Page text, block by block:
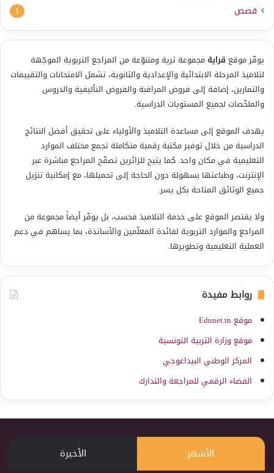
قصص 1
يوفّر موقع قرايةمجموعة ثرية ومتنوّعة من المراجع التربوية الموجّهة
لتلاميذ المرحلة الابتدائية والإعدادية والثانوية، تشمل الامتحانات والتقييمات
والتمارين، إضافة إلى فروض المراقبة والفروض التأليفية والدروس
والملخّصات لجميع المستويات الدراسية.
يهدف الموقع إلى مساعدة التلاميذ والأولياء على تحقيق أفضل النتائج
الدراسية من خلال توفير مكتبة رقمية متكاملة تجمع مختلف الموارد
التعليمية في مكان واحد. كما يتيح للزائرين تصفّح المراجع مباشرة عبر
الإنترنت، وطباعتها بسهولة دون الحاجة إلى تحميلها، مع إمكانية تنزيل
جميع الوثائق المتاحة بكل يسر.
ولا يقتصر الموقع على خدمة التلاميذ فحسب، بل يوفّر أيضاً مجموعة من
المراجع والموارد التربوية لفائدة المعلّمين والأساتذة، بما يساهم في دعم
العملية التعليمية وتطويرها.
روابط مفيدة
موقع Edunet.tn
موقع وزارة التربية التونسية
المركز الوطني البيداغوجي
الفضاء الرقمي للمراجعة والتدارك
الأشهر الأخيرة